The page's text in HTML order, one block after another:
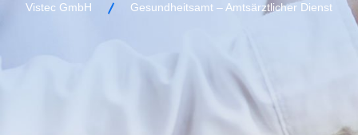
Vistec GmbH Gesundheitsamt – Amtsärztlicher Dienst